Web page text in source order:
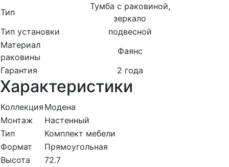
Тип
Тумба с раковиной,
зеркало
Тип установки
подвесной
Материал
раковины
Фаянс
Гарантия
2 года
Характеристики
Коллекция Модена
Монтаж
Настенный
Тип
Комплект мебели
Формат
Прямоугольная
Высота
72.7